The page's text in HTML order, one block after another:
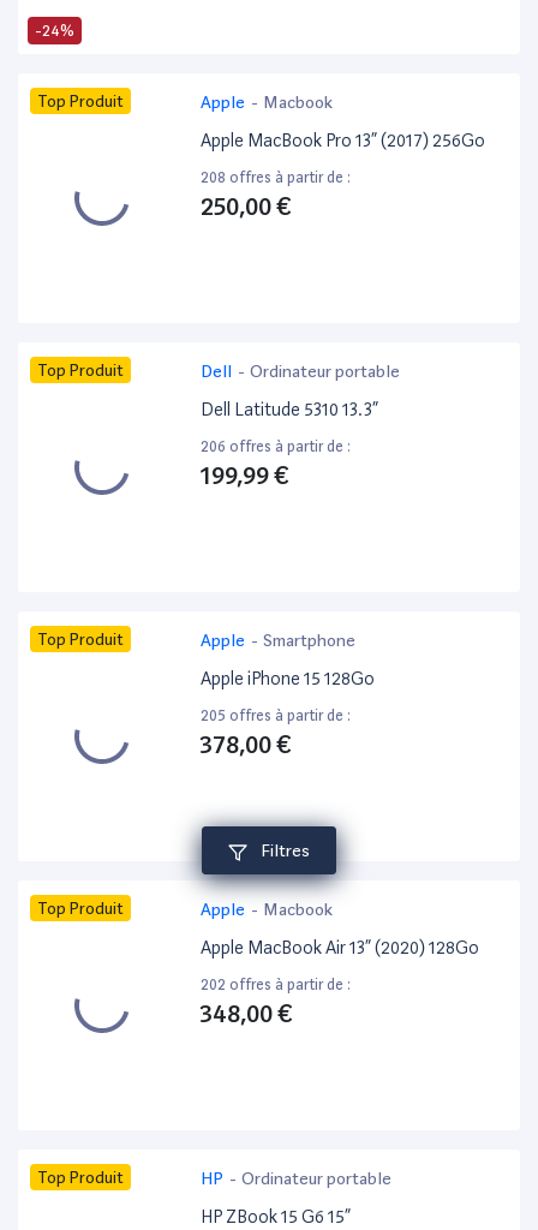
Filtres
-24%
Top Produit Apple - Macbook
Apple MacBook Pro 13” (2017) 256Go
208 offres à partir de :
250,00 €
Top Produit Dell - Ordinateur portable
Dell Latitude 5310 13.3”
206 offres à partir de :
199,99 €
Top Produit Apple - Smartphone
Apple iPhone 15 128Go
205 offres à partir de :
378,00 €
Top Produit Apple - Macbook
Apple MacBook Air 13” (2020) 128Go
202 offres à partir de :
348,00 €
Top Produit HP - Ordinateur portable
HP ZBook 15 G6 15”